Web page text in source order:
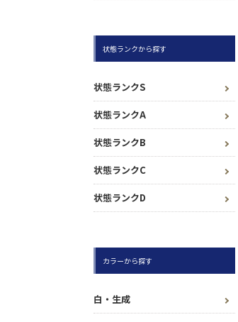
状態ランクから探す
状態ランクS
状態ランクA
状態ランクB
状態ランクC
状態ランクD
カラーから探す
白・生成